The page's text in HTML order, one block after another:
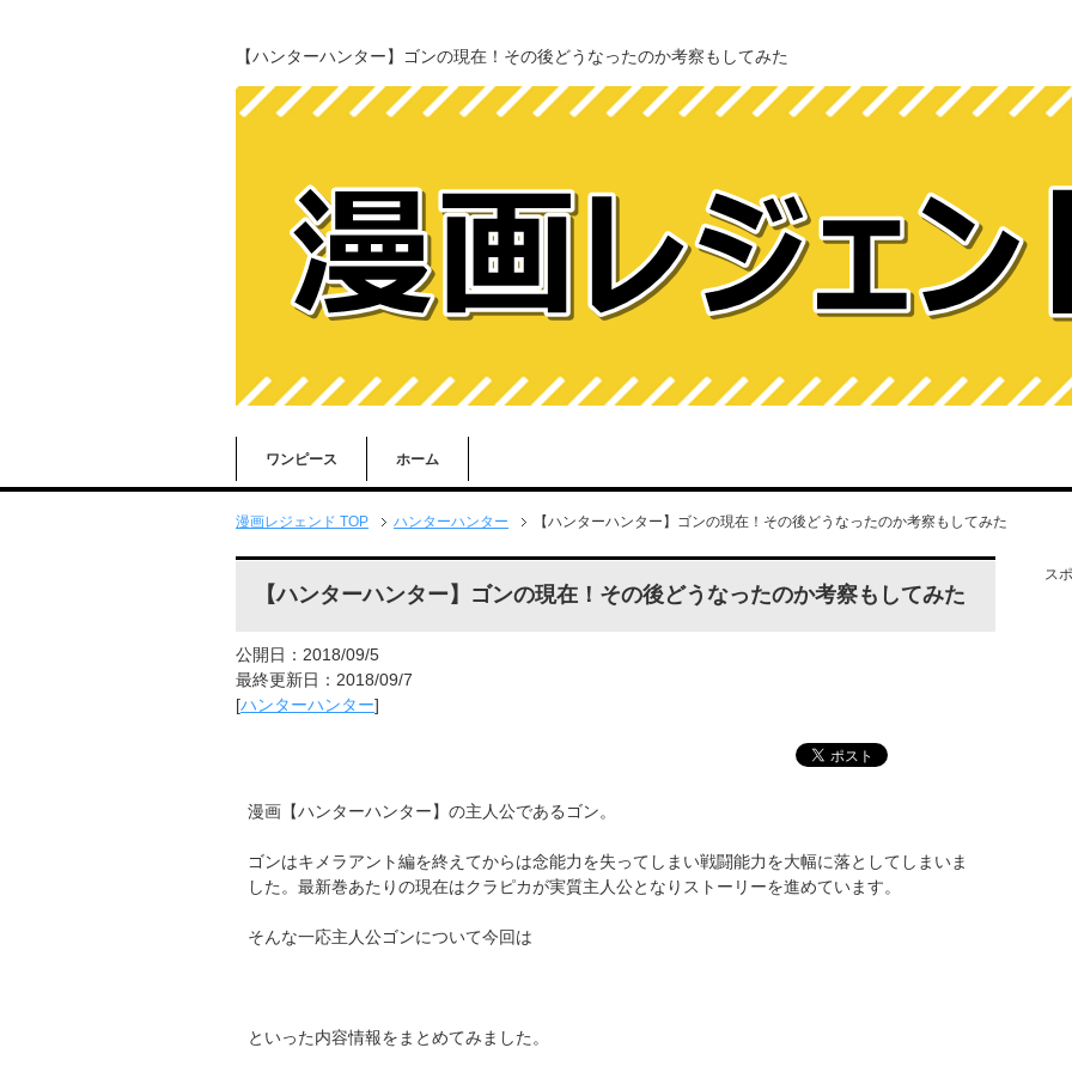
【ハンターハンター】ゴンの現在！その後どうなったのか考察もしてみた
ワンピース ホーム
漫画レジェンド TOP ハンターハンター 【ハンターハンター】ゴンの現在！その後どうなったのか考察もしてみた
【ハンターハンター】ゴンの現在！その後どうなったのか考察もしてみた
公開日：2018/09/5
最終更新日：2018/09/7
[ハンターハンター]
漫画【ハンターハンター】の主人公であるゴン。
ゴンはキメラアント編を終えてからは念能力を失ってしまい戦闘能力を大幅に落としてしまいま
した。最新巻あたりの現在はクラピカが実質主人公となりストーリーを進めています。
そんな一応主人公ゴンについて今回は
といった内容情報をまとめてみました。
ス